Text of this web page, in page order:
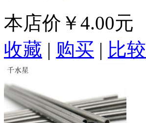
本店价 ￥4.00元
收藏 | 购买 | 比较